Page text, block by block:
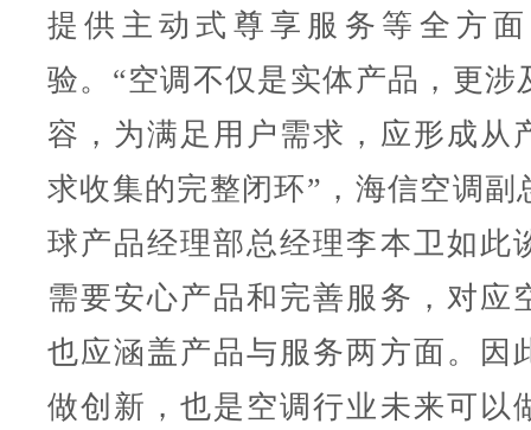
提供主动式尊享服务等全方
验。“空调不仅是实体产品，更涉
容，为满足用户需求，应形成从
求收集的完整闭环”，海信空调副
球产品经理部总经理李本卫如此
需要安心产品和完善服务，对应
也应涵盖产品与服务两方面。因
做创新，也是空调行业未来可以